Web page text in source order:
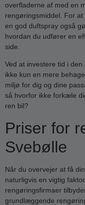
overfladerne af med en
rengøringsmiddel. For
en god duftspray også
hvordan du udfører en
side.
Ved at investere tid i
ikke kun en mere
miljø for dig og dine
så hvorfor ikke forkæle
ren bil?
Priser for
Svebølle
Når du overvejer at få
naturligvis en vigtig
rengøringsfirmaer
grundlæggende